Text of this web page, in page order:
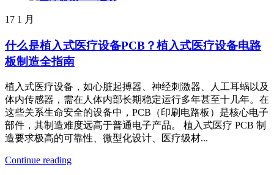
17 1 月
什么是植入式医疗设备PCB？植入式医疗设备电路
板制造全指南
植入式医疗设备，如心脏起搏器、神经刺激器、人工耳蜗以及
体内传感器，需在人体内部长期稳定运行多年甚至十几年。在
这些关系生命安全的设备中，PCB（印刷电路板）是核心电子
部件，其制造难度远高于普通电子产品。 植入式医疗 PCB 制
造要求极高的可靠性、微型化设计、医疗级材...
Continue reading